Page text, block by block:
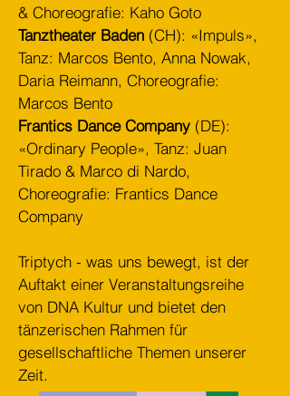
& Choreografie: Kaho Goto
Tanztheater Baden (CH): «Impuls»,
Tanz: Marcos Bento, Anna Nowak,
Daria Reimann, Choreografie:
Marcos Bento
Frantics Dance Company (DE):
«Ordinary People», Tanz: Juan
Tirado & Marco di Nardo,
Choreografie: Frantics Dance
Company
Triptych - was uns bewegt, ist der
Auftakt einer Veranstaltungsreihe
von DNA Kultur und bietet den
tänzerischen Rahmen für
gesellschaftliche Themen unserer
Zeit.